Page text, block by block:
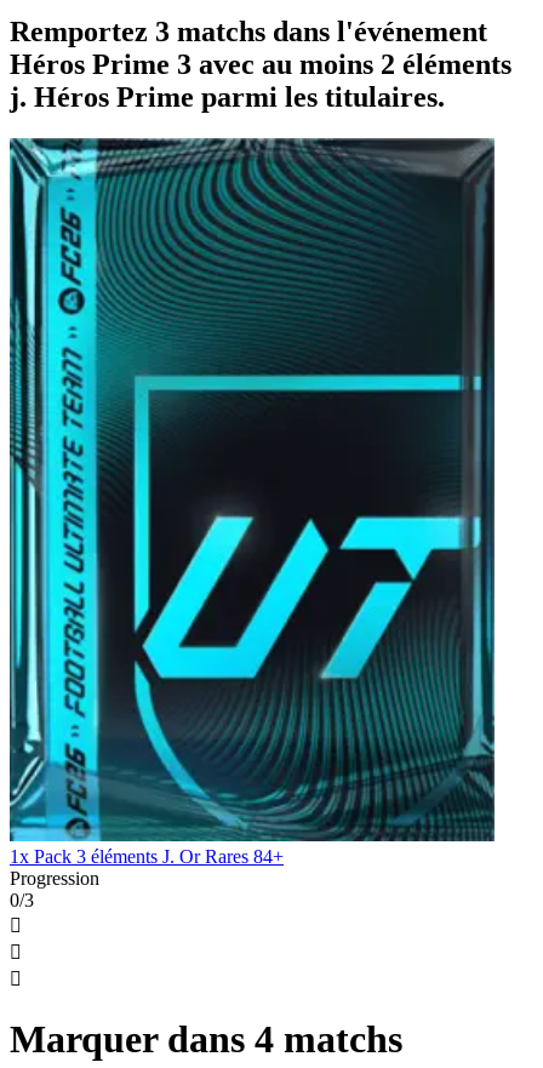
Remportez 3 matchs dans l'événement
Héros Prime 3 avec au moins 2 éléments
j. Héros Prime parmi les titulaires.
1x Pack 3 éléments J. Or Rares 84+
Progression
0/3



Marquer dans 4 matchs